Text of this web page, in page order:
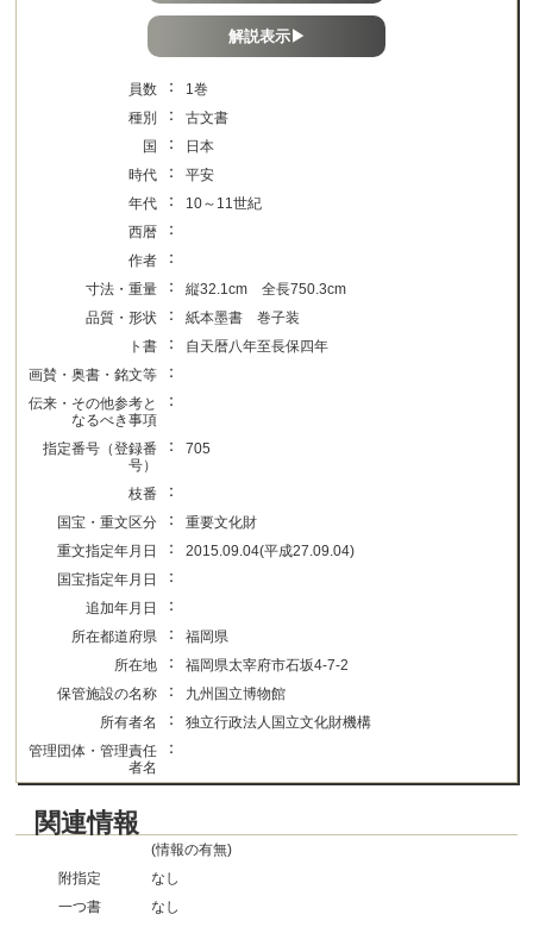
解説表示▶
員数 ：
1巻
種別
：
古文書
国
：
日本
時代
：
平安
年代
：
10～11世紀
西暦
：
作者 ：
寸法・重量 ：
縦32.1cm 全長750.3cm
品質・形状
：
紙本墨書 巻子装
ト書
：
自天暦八年至長保四年
画賛・奥書・銘文等
：
伝来・その他参考と
なるべき事項
：
指定番号（登録番
号）
： 705
枝番 ：
国宝・重文区分 ：
重要文化財
重文指定年月日
：
2015.09.04(平成27.09.04)
国宝指定年月日
：
追加年月日 ：
所在都道府県 ：
福岡県
所在地
：
福岡県太宰府市石坂4-7-2
保管施設の名称
：
九州国立博物館
所有者名
：
独立行政法人国立文化財機構
管理団体・管理責任
者名
：
関連情報
(情報の有無)
附指定
なし
一つ書
なし